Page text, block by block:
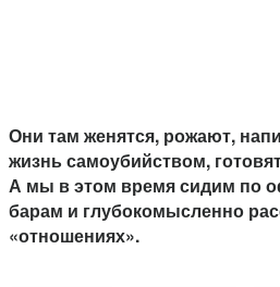
Они там женятся, рожают,
жизнь самоубийством,
А мы в этом время сидим по
барам и глубокомысленно
«отношениях».